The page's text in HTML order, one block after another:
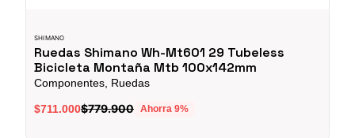
SHIMANO
Ruedas Shimano Wh-Mt601 29 Tubeless
Bicicleta Montaña Mtb 100x142mm
Componentes, Ruedas
$711.000$779.900 Ahorra 9%